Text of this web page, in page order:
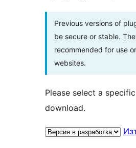
Previous versions of
be secure or stable.
recommended for use
websites.
Please select a
download.